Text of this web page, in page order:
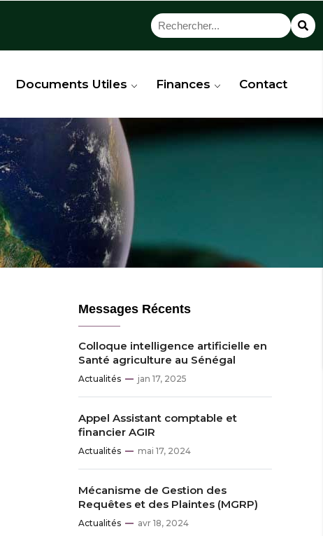
Documents Utiles Finances Contact
Messages Récents
Colloque intelligence artificielle en
Santé agriculture au Sénégal
Actualités jan 17, 2025
Appel Assistant comptable et
financier AGIR
Actualités mai 17, 2024
Mécanisme de Gestion des
Requêtes et des Plaintes (MGRP)
Actualités avr 18, 2024